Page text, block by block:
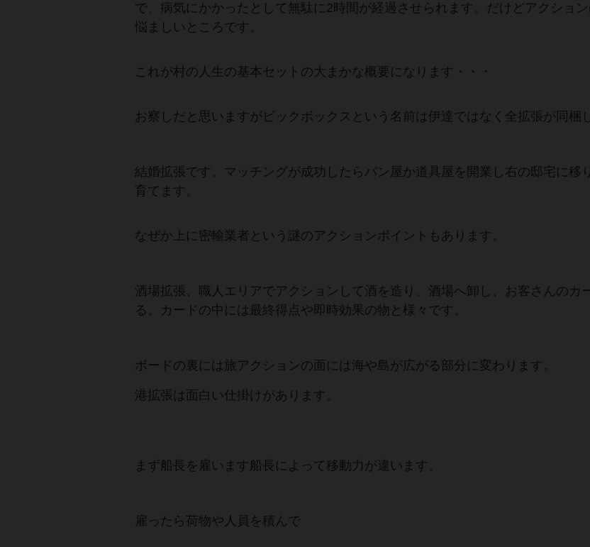
で、病気にかかったとして無駄に2時間が経過させられます。だけどアクショ
悩ましいところです。
これが村の人生の基本セットの大まかな概要になります・・・
お察しだと思いますがビックボックスという名前は伊達ではなく全拡張が同梱
結婚拡張です。マッチングが成功したらパン屋か道具屋を開業し右の邸宅に移
育てます。
なぜか上に密輸業者という謎のアクションポイントもあります。
酒場拡張、職人エリアでアクションして酒を造り、酒場へ卸し、お客さんのカ
る。カードの中には最終得点や即時効果の物と様々です。
ボードの裏には旅アクションの面には海や島が広がる部分に変わります。
港拡張は面白い仕掛けがあります。
まず船長を雇います船長によって移動力が違います。
雇ったら荷物や人員を積んで